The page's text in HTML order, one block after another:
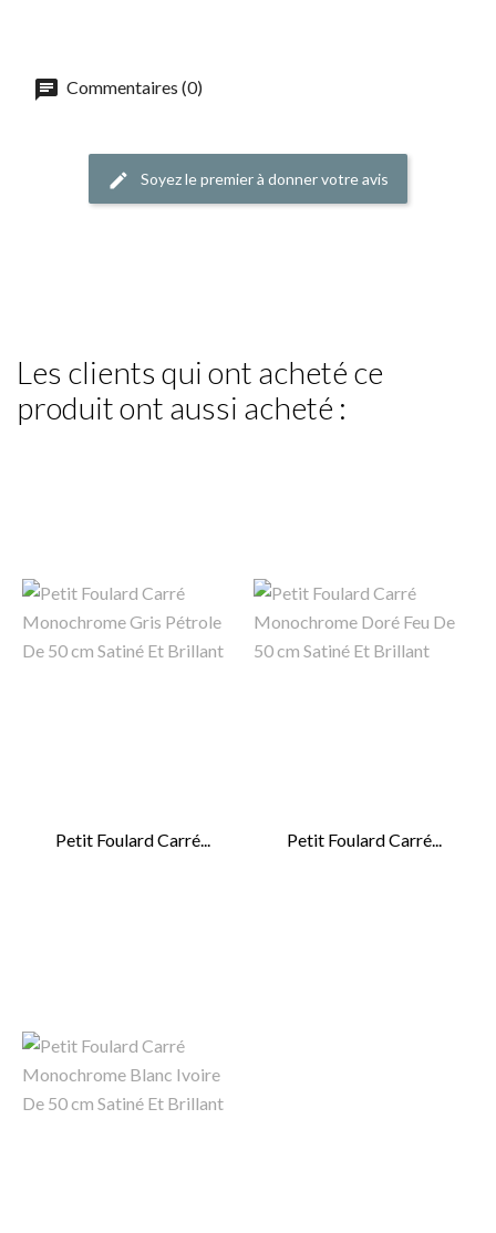
Commentaires (0)
Soyez le premier à donner votre avis
Les clients qui ont acheté ce
produit ont aussi acheté :
Petit Foulard Carré... Petit Foulard Carré...